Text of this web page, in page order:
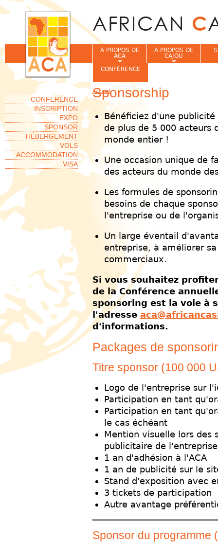
Sponsorship
Bénéficiez d'une
de plus de 5 000 acteurs
monde entier !
Une occasion unique de
des acteurs du monde
Les formules de
besoins de chaque
l'entreprise ou de
Un large éventail
entreprise, à améliorer
commerciaux.
Si vous souhaitez
de la Conférence
sponsoring est la voie à
l'adresse
d'informations.
Packages de
Titre sponsor (100 000
Logo de l'entreprise sur
Participation en tant
Participation en tant
le cas échéant
Mention visuelle lors des
publicitaire de
1 an d'adhésion à l'ACA
1 an de publicité sur le
Stand d'exposition avec
3 tickets de participation
Autre avantage
Sponsor du programme
A PROPOS DE
ACA
A PROPOS DE
CAJOU
CONFÉRENCE
Vous êtes ici
Accueil
CONFERÉNCE
INSCRIPTION
EXPO
SPONSOR
HÉBERGEMENT
VOLS
ACCOMMODATION
VISA